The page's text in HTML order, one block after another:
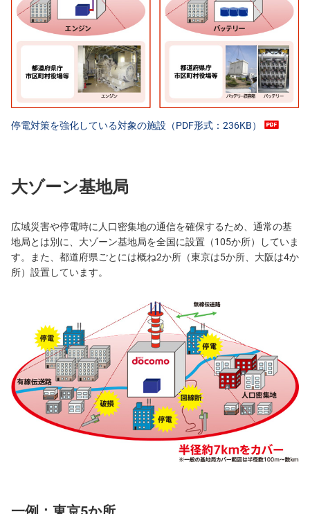
停電対策を強化している対象の施設（PDF形式：236KB）
大ゾーン基地局
広域災害や停電時に人口密集地の通信を確保するため、通常の基
地局とは別に、大ゾーン基地局を全国に設置（105か所）していま
す。また、都道府県ごとには概ね2か所（東京は5か所、大阪は4か
所）設置しています。